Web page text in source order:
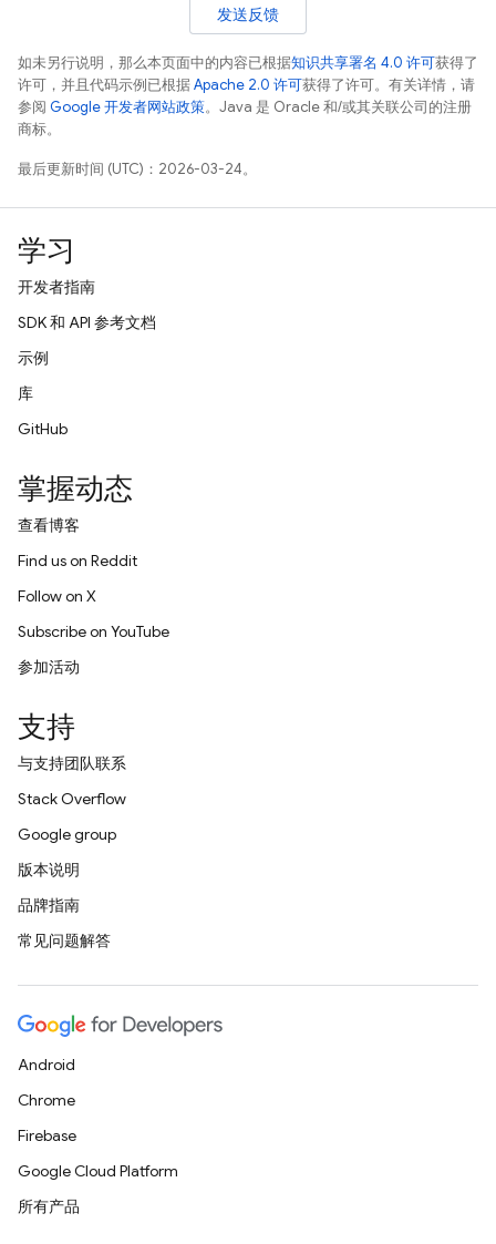
发送反馈
如未另行说明，那么本页面中的内容已根据知识共享署名 4.0 许可获得了
许可，并且代码示例已根据Apache 2.0 许可获得了许可。有关详情，请
参阅 Google 开发者网站政策。Java 是 Oracle 和/或其关联公司的注册
商标。
最后更新时间 (UTC)：2026-03-24。
学习
开发者指南
SDK 和 API 参考文档
示例
库
GitHub
掌握动态
查看博客
Find us on Reddit
Follow on X
Subscribe on YouTube
参加活动
支持
与支持团队联系
Stack Overflow
Google group
版本说明
品牌指南
常见问题解答
Android
Chrome
Firebase
Google Cloud Platform
所有产品